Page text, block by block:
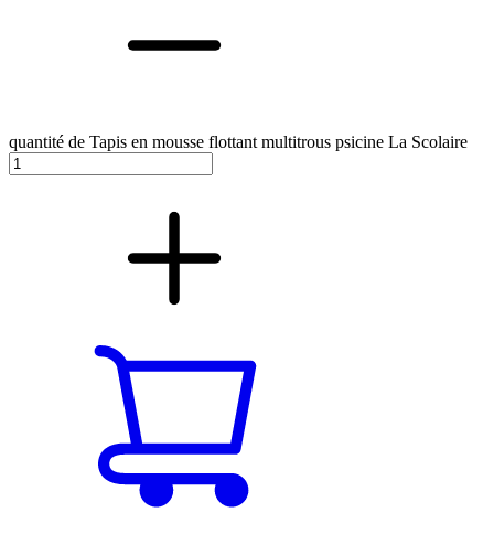
quantité de Tapis en mousse flottant multitrous psicine La Scolaire